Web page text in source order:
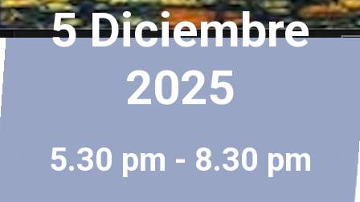
5 Diciembre
2025
5.30 pm - 8.30 pm